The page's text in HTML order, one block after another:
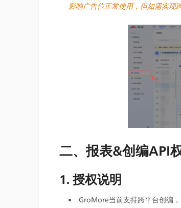
影响广告位正常使用，但如需实现
二、报表&创编API
1. 授权说明
GroMore当前支持跨平台创编